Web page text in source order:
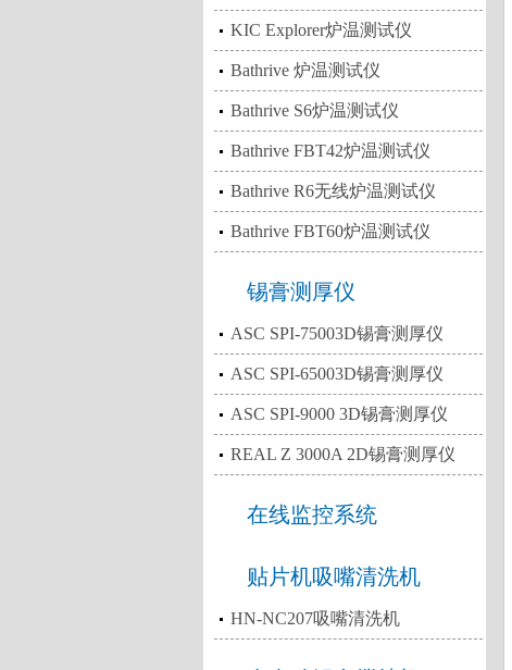
KIC Explorer炉温测试仪
Bathrive 炉温测试仪
Bathrive S6炉温测试仪
Bathrive FBT42炉温测试仪
Bathrive R6无线炉温测试仪
Bathrive FBT60炉温测试仪
锡膏测厚仪
ASC SPI-75003D锡膏测厚仪
ASC SPI-65003D锡膏测厚仪
ASC SPI-9000 3D锡膏测厚仪
REAL Z 3000A 2D锡膏测厚仪
在线监控系统
贴片机吸嘴清洗机
HN-NC207吸嘴清洗机